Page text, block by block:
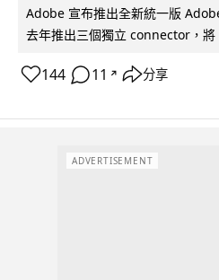
Adobe 宣布推出全新統一版
去年推出三個獨立 connector，
144 11 ↗ 分享
ADVERTISEMENT